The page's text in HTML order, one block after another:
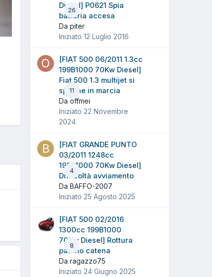
26
Diesel] P0621 Spia
batteria accesa
Da piter
Iniziato 12 Luglio 2016
11
[FIAT 500 06/2011 1.3cc
199B1000 70Kw Diesel]
Fiat 500 1.3 multijet si
spegne in marcia
Da offmei
Iniziato 22 Novembre
2024
4
[FIAT GRANDE PUNTO
03/2011 1248cc
199B1000 70Kw Diesel]
Difficoltà avviamento
Da BAFFO-2007
Iniziato 25 Agosto 2025
8
[FIAT 500 02/2016
1300cc 199B1000
70Kw Diesel] Rottura
pattino catena
Da ragazzo75
Iniziato 24 Giugno 2025